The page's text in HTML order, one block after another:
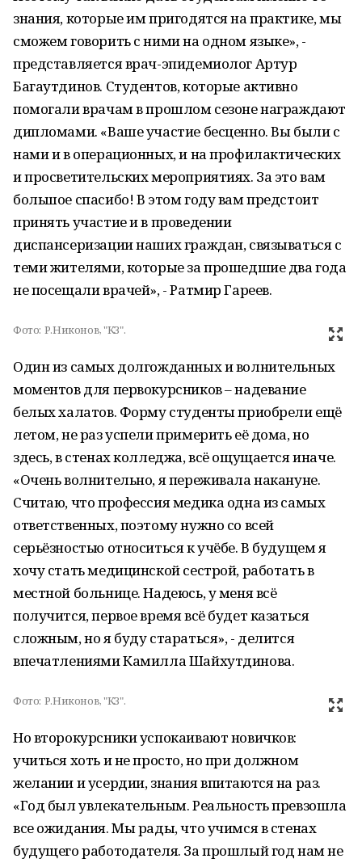
знания, которые им пригодятся на практике, мы
сможем говорить с ними на одном языке», -
представляется врач-эпидемиолог Артур
Багаутдинов. Студентов, которые активно
помогали врачам в прошлом сезоне награждают
дипломами. «Ваше участие бесценно. Вы были с
нами и в операционных, и на профилактических
и просветительских мероприятиях. За это вам
большое спасибо! В этом году вам предстоит
принять участие и в проведении
диспансеризации наших граждан, связываться с
теми жителями, которые за прошедшие два года
не посещали врачей», - Ратмир Гареев.
Фото: Р.Никонов, "КЗ".
Один из самых долгожданных и волнительных
моментов для первокурсников – надевание
белых халатов. Форму студенты приобрели ещё
летом, не раз успели примерить её дома, но
здесь, в стенах колледжа, всё ощущается иначе.
«Очень волнительно, я переживала накануне.
Считаю, что профессия медика одна из самых
ответственных, поэтому нужно со всей
серьёзностью относиться к учёбе. В будущем я
хочу стать медицинской сестрой, работать в
местной больнице. Надеюсь, у меня всё
получится, первое время всё будет казаться
сложным, но я буду стараться», - делится
впечатлениями Камилла Шайхутдинова.
Фото: Р.Никонов, "КЗ".
Но второкурсники успокаивают новичков:
учиться хоть и не просто, но при должном
желании и усердии, знания впитаются на раз.
«Год был увлекательным. Реальность превзошла
все ожидания. Мы рады, что учимся в стенах
будущего работодателя. За прошлый год нам не